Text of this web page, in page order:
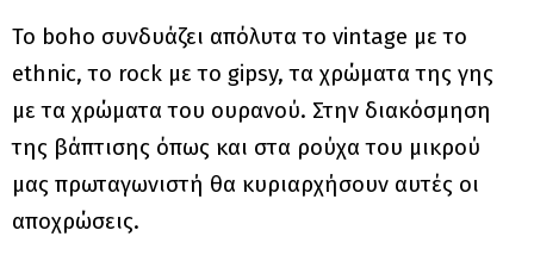
To boho συνδυάζει απόλυτα το vintage με το
ethnic, το rock με το gipsy, τα χρώματα της γης
με τα χρώματα του ουρανού. Στην διακόσμηση
της βάπτισης όπως και στα ρούχα του μικρού
μας πρωταγωνιστή θα κυριαρχήσουν αυτές οι
αποχρώσεις.